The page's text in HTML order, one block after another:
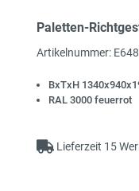
Paletten-
Artikelnummer:
BxTxH
RAL 3000 feuerrot
Lieferzeit 15